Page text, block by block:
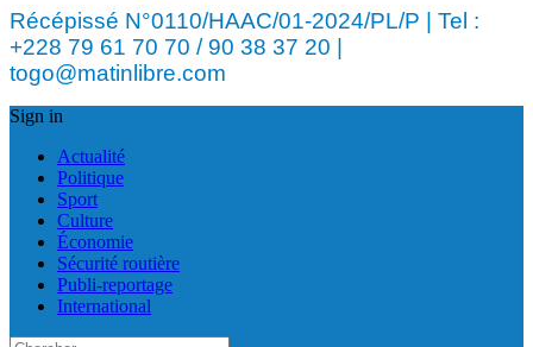
Récépissé N°0110/HAAC/01-2024/PL/P | Tel :
+228 79 61 70 70 / 90 38 37 20 |
togo@matinlibre.com
Sign in
Actualité
Politique
Sport
Culture
Économie
Sécurité routière
Publi-reportage
International